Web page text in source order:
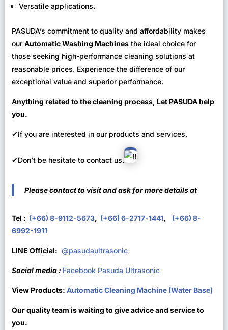
Versatile applications.
PASUDA’s commitment to quality and affordability makes
our Automatic Washing Machinesthe ideal choice for
those seeking high-performance cleaning solutions at
reasonable prices. Experience the difference of our
exceptional value and superior performance.
Anything related to the cleaning process, Let PASUDA help
you.
✔If you are interested in our products and services.
✔Don’t be hesitate to contact us.
Please contact to visit and ask for more details at
Tel : (+66) 8-9112-5673, (+66) 6-2717-1441, (+66) 8-
6992-1911
LINE Official: @pasudaultrasonic
Social media : Facebook Pasuda Ultrasonic
View Products: Automatic Cleaning Machine (Water Base)
Our quality team is waiting to give advice and service to
you.